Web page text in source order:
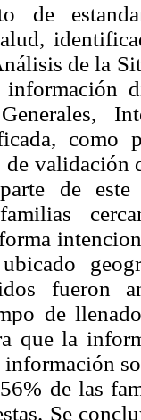
de
de la
como
validación
de
fueron
de
que la
de las
Se